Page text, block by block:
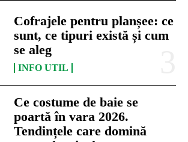
Cofrajele pentru planșee: ce
sunt, ce tipuri există și cum
se aleg
INFO UTIL
Ce costume de baie se
poartă în vara 2026.
Tendințele care domină